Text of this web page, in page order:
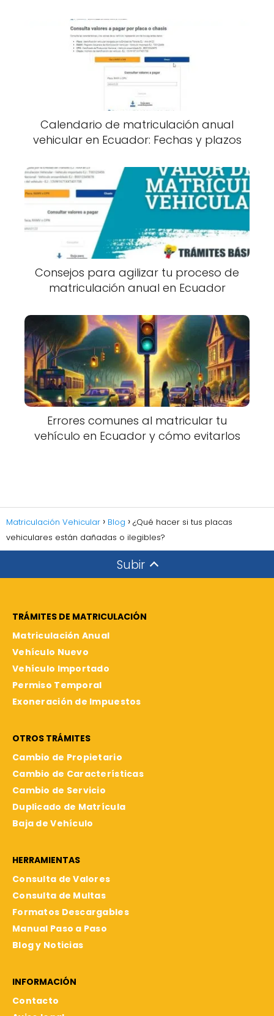
Calendario de matriculación anual
vehicular en Ecuador: Fechas y plazos
Consejos para agilizar tu proceso de
matriculación anual en Ecuador
Errores comunes al matricular tu
vehículo en Ecuador y cómo evitarlos
Matriculación Vehicular Blog
¿Qué hacer si tus placas
vehiculares están dañadas o ilegibles?
Subir
TRÁMITES DE MATRICULACIÓN
Matriculación Anual
Vehículo Nuevo
Vehículo Importado
Permiso Temporal
Exoneración de Impuestos
OTROS TRÁMITES
Cambio de Propietario
Cambio de Características
Cambio de Servicio
Duplicado de Matrícula
Baja de Vehículo
HERRAMIENTAS
Consulta de Valores
Consulta de Multas
Formatos Descargables
Manual Paso a Paso
Blog y Noticias
INFORMACIÓN
Contacto